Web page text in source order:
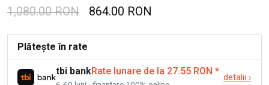
1,080.00 RON 864.00 RON
Plătește în rate
tbi bankRate lunare de la 27.55 RON *
detalii ›